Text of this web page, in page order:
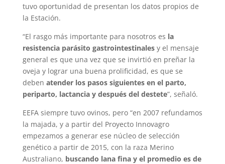
tuvo oportunidad de presentan los datos propios de
la Estación.
“El rasgo más importante para nosotros es la
resistencia parásito gastrointestinalesy el mensaje
general es que una vez que se invirtió en preñar la
oveja y lograr una buena prolificidad, es que se
deben atender los pasos siguientes en el parto,
periparto, lactancia y después del destete”, señaló.
EEFA siempre tuvo ovinos, pero “en 2007 refundamos
la majada, y a partir del Proyecto Innovagro
empezamos a generar ese núcleo de selección
genético a partir de 2015, con la raza Merino
Australiano, buscando lana fina y el promedio es de